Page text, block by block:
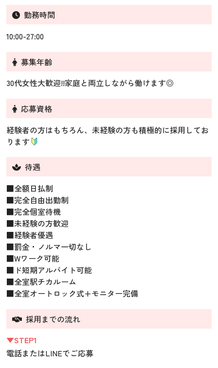
勤務時間
10:00-27:00
募集年齢
30代女性大歓迎!!家庭と両立しながら働けます◎
応募資格
経験者の方はもちろん、未経験の方も積極的に採用してお
ります
待遇
■全額日払制
■完全自由出勤制
■完全個室待機
■未経験の方歓迎
■経験者優遇
■罰金・ノルマ一切なし
■Wワーク可能
■ド短期アルバイト可能
■全室駅チカルーム
■全室オートロック式+モニター完備
採用までの流れ
▼STEP1
電話またはLINEでご応募